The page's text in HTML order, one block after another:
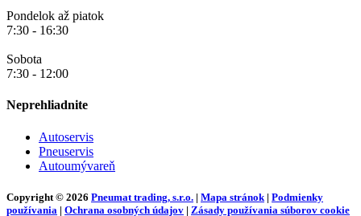
Pondelok až piatok
7:30 - 16:30
Sobota
7:30 - 12:00
Neprehliadnite
Autoservis
Pneuservis
Autoumývareň
Copyright © 2026 Pneumat trading, s.r.o. | Mapa stránok | Podmienky
používania | Ochrana osobných údajov | Zásady používania súborov cookie